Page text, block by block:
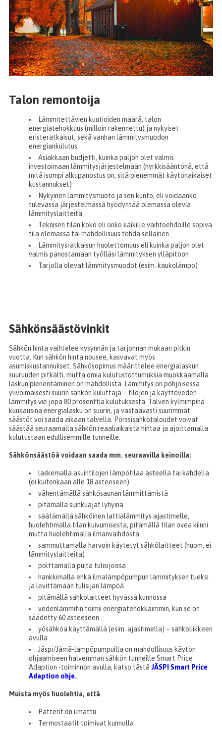
Talon remontoija
Lämmitettävien kuutioiden määrä, talon
energiatehokkuus (milloin rakennettu) ja nykyiset
eristeratkaisut, sekä vanhan lämmitysmuodon
energiankulutus
Asiakkaan budjetti, kuinka paljon olet valmis
investoimaan lämmitysjärjestelmään (nyrkkisääntönä, että
mitä isompi alkupanostus on, sitä pienemmät käytönaikaiset
kustannukset)
Nykyinen lämmitysmuoto ja sen kunto, eli voidaanko
tulevassa järjestelmässä hyödyntää olemassa olevia
lämmityslaitteita
Teknisen tilan koko eli onko kaikille vaihtoehdoille sopiva
tila olemassa tai mahdollisuus tehdä sellainen
Lämmitysratkaisun huolettomuus eli kuinka paljon olet
valmis panostamaan työlläsi lämmityksen ylläpitoon
Tarjolla olevat lämmitysmuodot (esim. kaukolämpö)
Sähkönsäästövinkit
Sähkön hinta vaihtelee kysynnän ja tarjonnan mukaan pitkin
vuotta. Kun sähkön hinta nousee, kasvavat myös
asumiskustannukset. Sähkösopimus määrittelee energialaskun
suuruuden pitkälti, mutta omia kulutustottumuksia muokkaamalla
laskun pienentäminen on mahdollista. Lämmitys on pohjoisessa
ylivoimaisesti suurin sähkön kuluttaja – tilojen ja käyttöveden
lämmitys vie jopa 80 prosenttia kulutuksesta. Talven kylmimpinä
kuukausina energialasku on suurin, ja vastaavasti suurimmat
säästöt voi saada aikaan talvella. Pörssisähkötaloudet voivat
säästää seuraamalla sähkön reaaliaikaista hintaa ja ajoittamalla
kulutustaan edullisemmille tunneille.
Sähkönsäästöä voidaan saada mm. seuraavilla keinoilla:
laskemalla asuintilojen lämpötilaa asteella tai kahdella
(ei kuitenkaan alle 18 asteeseen)
vähentämällä sähkösaunan lämmittämistä
pitämällä suihkuajat lyhyinä
säätämällä sähköinen lattialämmitys ajastimelle,
huolehtimalla tilan kuivumisesta, pitämällä tilan ovea kiinni
mutta huolehtimalla ilmanvaihdosta
sammuttamalla harvoin käytetyt sähkölaitteet (huom. ei
lämmityslaitteita)
polttamalla puita tulisijoissa
hankkimalla ehkä ilmalämpöpumpun lämmityksen tueksi
ja levittämään tulisijan lämpöä
pitämällä sähkölaitteet hyvässä kunnossa
vedenlämmitin toimii energiatehokkaimmin, kun se on
säädetty 60 asteeseen
yösähköä käyttämällä (esim. ajastimella) – sähköliikkeen
avulla
Jäspi/Jämä-lämpöpumpuilla on mahdollisuus käytön
ohjaamiseen halvemman sähkön tunneille Smart Price
Adaption -toiminnon avulla, katso tästä JÄSPI Smart Price
Adaption ohje.
Muista myös huolehtia, että
Patterit on ilmattu
Termostaatit toimivat kunnolla